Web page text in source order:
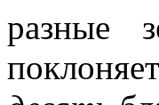
разные